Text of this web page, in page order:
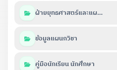
ฝ่ายยุทธศาสตร์และแผนงาน
ข้อมูลแผนกวิชา
คู่มือนักเรียน นักศึกษา